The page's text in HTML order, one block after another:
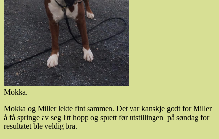
Mokka.
Mokka og Miller lekte fint sammen. Det var kanskje godt for Miller
å få springe av seg litt hopp og sprett før utstillingen på søndag for
resultatet ble veldig bra.